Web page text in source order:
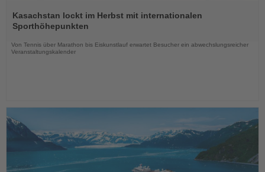
Sie
die
Nachrichten
Kasachstan lockt im Herbst mit internationalen
Sporthöhepunkten
Von Tennis über Marathon bis Eiskunstlauf erwartet Besucher ein abwechslungsreicher
Veranstaltungskalender